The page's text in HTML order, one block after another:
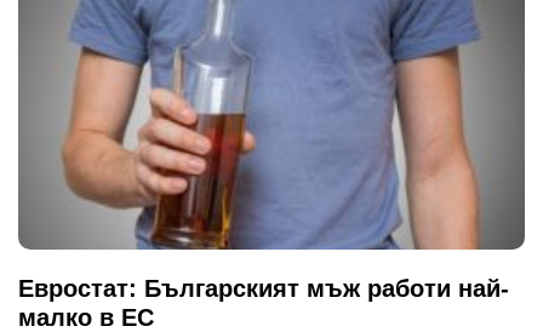
Евростат: Българският мъж работи най-
малко в ЕС